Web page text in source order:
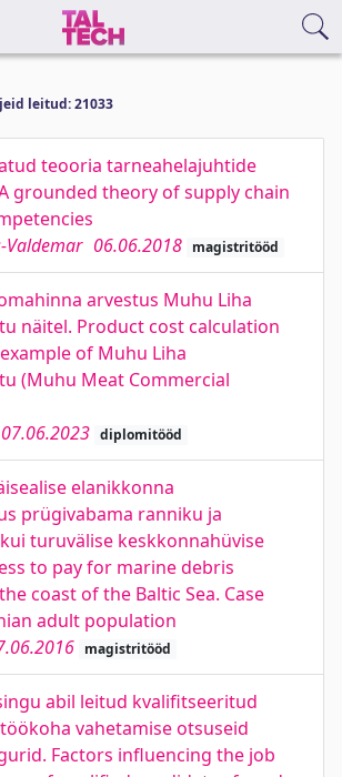
leitud: 21033
teooria tarneahelajuhtide
grounded theory of supply chain
Valdemar 06.06.2018 magistritööd
arvestus Muhu Liha
näitel. Product cost calculation
of Muhu Liha
(Muhu Meat Commercial
07.06.2023 diplomitööd
elanikkonna
prügivabama ranniku ja
turuvälise keskkonnahüvise
to pay for marine debris
coast of the Baltic Sea. Case
adult population
magistritööd
abil leitud kvalifitseeritud
vahetamise otsuseid
Factors influencing the job